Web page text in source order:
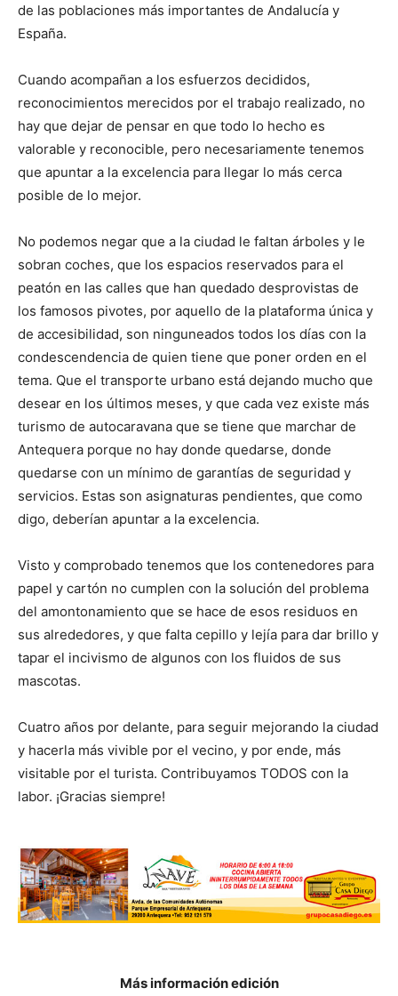
de las poblaciones más importantes de Andalucía y
España.
Cuando acompañan a los esfuerzos decididos,
reconocimientos merecidos por el trabajo realizado, no
hay que dejar de pensar en que todo lo hecho es
valorable y reconocible, pero necesariamente tenemos
que apuntar a la excelencia para llegar lo más cerca
posible de lo mejor.
No podemos negar que a la ciudad le faltan árboles y le
sobran coches, que los espacios reservados para el
peatón en las calles que han quedado desprovistas de
los famosos pivotes, por aquello de la plataforma única y
de accesibilidad, son ninguneados todos los días con la
condescendencia de quien tiene que poner orden en el
tema. Que el transporte urbano está dejando mucho que
desear en los últimos meses, y que cada vez existe más
turismo de autocaravana que se tiene que marchar de
Antequera porque no hay donde quedarse, donde
quedarse con un mínimo de garantías de seguridad y
servicios. Estas son asignaturas pendientes, que como
digo, deberían apuntar a la excelencia.
Visto y comprobado tenemos que los contenedores para
papel y cartón no cumplen con la solución del problema
del amontonamiento que se hace de esos residuos en
sus alrededores, y que falta cepillo y lejía para dar brillo y
tapar el incivismo de algunos con los fluidos de sus
mascotas.
Cuatro años por delante, para seguir mejorando la ciudad
y hacerla más vivible por el vecino, y por ende, más
visitable por el turista. Contribuyamos TODOS con la
labor. ¡Gracias siempre!
Más información edición